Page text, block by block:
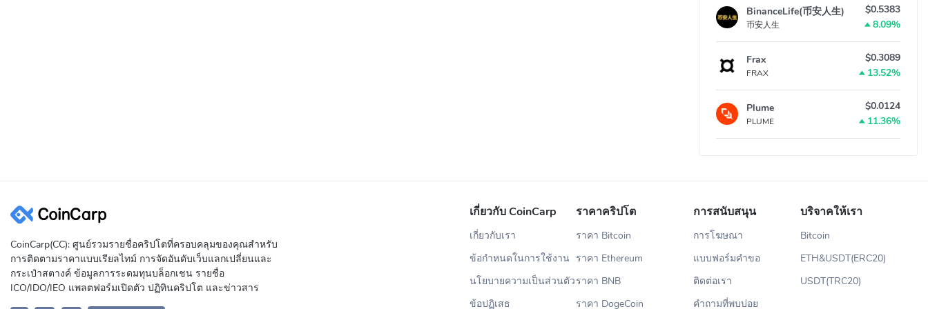
BinanceLife(币安人生)
币安人生
$0.5383
8.09%
Frax
FRAX
$0.3089
13.52%
Plume
PLUME
$0.0124
11.36%
CoinCarp(CC): ศูนย์รวมรายชื่อคริปโตที่ครอบคลุมของคุณสำหรับ
การติดตามราคาแบบเรียลไทม์ การจัดอันดับเว็บแลกเปลี่ยนและ
กระเป๋าสตางค์ ข้อมูลการระดมทุนบล็อกเชน รายชื่อ
ICO/IDO/IEO แพลตฟอร์มเปิดตัว ปฏิทินคริปโต และข่าวสาร
เกี่ยวกับ CoinCarp
เกี่ยวกับเรา
ข้อกำหนดในการใช้งาน
นโยบายความเป็นส่วนตัว
ข้อปฏิเสธ
ราคาคริปโต
ราคา Bitcoin
ราคา Ethereum
ราคา BNB
ราคา DogeCoin
การสนับสนุน
การโฆษณา
แบบฟอร์มคำขอ
ติดต่อเรา
คำถามที่พบบ่อย
บริจาคให้เรา
Bitcoin
ETH&USDT(ERC20)
USDT(TRC20)